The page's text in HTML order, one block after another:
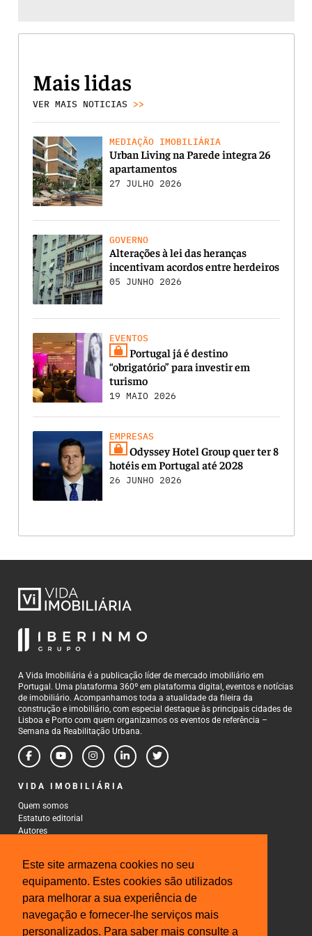
Este site armazena cookies no seu
equipamento. Estes cookies são utilizados
para melhorar a sua experiência de
navegação e fornecer-lhe serviços mais
personalizados. Para saber mais consulte a
Mais lidas
VER MAIS NOTICIAS >>
MEDIAÇÃO IMOBILIÁRIA
Urban Living na Parede integra 26
apartamentos
27 JULHO 2026
GOVERNO
Alterações à lei das heranças
incentivam acordos entre herdeiros
05 JUNHO 2026
EVENTOS
Portugal já é destino
“obrigatório” para investir em
turismo
19 MAIO 2026
EMPRESAS
Odyssey Hotel Group quer ter 8
hotéis em Portugal até 2028
26 JUNHO 2026
A Vida Imobiliária é a publicação líder de mercado imobiliário em
Portugal. Uma plataforma 360º em plataforma digital, eventos e notícias
de imobiliário. Acompanhamos toda a atualidade da fileira da
construção e imobiliário, com especial destaque às principais cidades de
Lisboa e Porto com quem organizamos os eventos de referência –
Semana da Reabilitação Urbana.
VIDA IMOBILIÁRIA
Quem somos
Estatuto editorial
Autores
CONTACTOS
Rua Gonçalo Cristovão, 185 - 6º
4000-269 Porto
Tel: 222 085 009